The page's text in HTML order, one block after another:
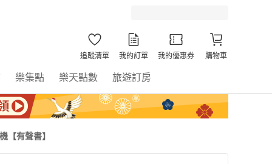
追蹤清單 我的訂單 我的優惠券 購物車
樂集點 樂天點數 旅遊訂房
【有聲書】